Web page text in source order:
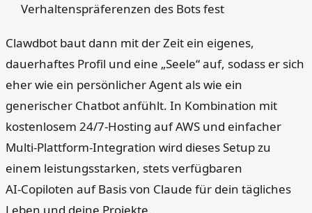
Verhaltenspräferenzen des Bots fest
Clawdbot baut dann mit der Zeit ein eigenes,
dauerhaftes Profil und eine „Seele“ auf, sodass er sich
eher wie ein persönlicher Agent als wie ein
generischer Chatbot anfühlt. In Kombination mit
kostenlosem 24/7‑Hosting auf AWS und einfacher
Multi‑Plattform‑Integration wird dieses Setup zu
einem leistungsstarken, stets verfügbaren
AI‑Copiloten auf Basis von Claude für dein tägliches
Leben und deine Projekte.